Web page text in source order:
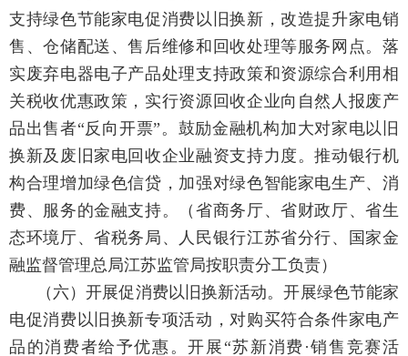
支持绿色节能家电促消费以旧换新，改造提升家电销
售、仓储配送、售后维修和回收处理等服务网点。落
实废弃电器电子产品处理支持政策和资源综合利用相
关税收优惠政策，实行资源回收企业向自然人报废产
品出售者“反向开票”。鼓励金融机构加大对家电以旧
换新及废旧家电回收企业融资支持力度。推动银行机
构合理增加绿色信贷，加强对绿色智能家电生产、消
费、服务的金融支持。
（省商务厅、省财政厅、省生
态环境厅、省税务局、人民银行江苏省分行、国家金
融监督管理总局江苏监管局按职责分工负责）
（六）开展促消费以旧换新活动。开展绿色节能家
电促消费以旧换新专项活动，对购买符合条件家电产
品的消费者给予优惠。开展“苏新消费·销售竞赛活